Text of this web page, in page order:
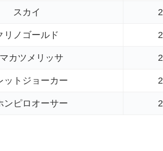
スカイ
リノゴールド
カツメリッサ
ットジョーカー
ンピロオーサー